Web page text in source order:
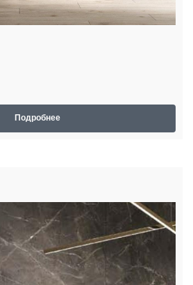
Подробнее